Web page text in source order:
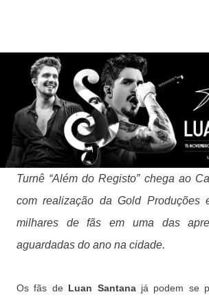
Turnê “Além do Registo” chega ao
com realização da Gold Produções
milhares de fãs em uma das
aguardadas do ano na cidade.
Os fãs deLuan Santanajá podem se